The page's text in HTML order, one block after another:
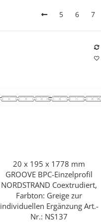
5 6 7
Schnellkauf
20 x 195 x 1778 mm
GROOVE BPC-Einzelprofil
NORDSTRAND Coextrudiert,
Farbton: Greige zur
individuellen Ergänzung Art.-
Nr.: NS137